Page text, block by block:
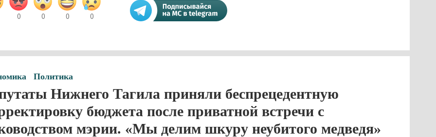
0 0 0 0
Политика
Нижнего Тагила приняли беспрецедентную
бюджета после приватной встречи с
мэрии. «Мы делим шкуру неубитого медведя»